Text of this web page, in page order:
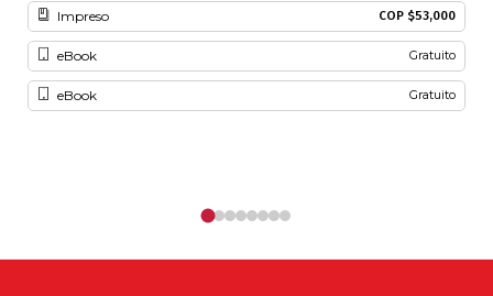
Impreso COP $53,000
eBook Gratuito
eBook Gratuito